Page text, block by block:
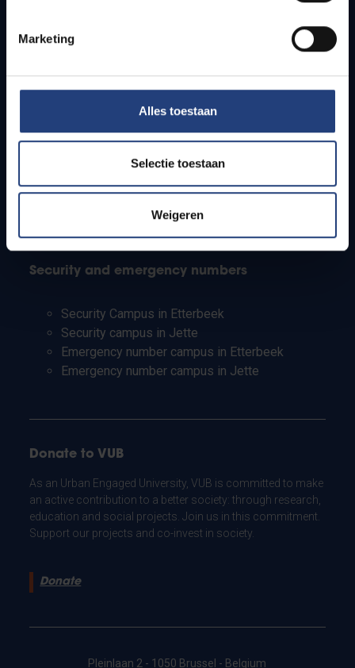
Marketing
Alles toestaan
Selectie toestaan
Weigeren
Students
PhD students
Teachers and secondary schools
Working students
Security and emergency numbers
Security Campus in Etterbeek
Security campus in Jette
Emergency number campus in Etterbeek
Emergency number campus in Jette
Donate to VUB
As an Urban Engaged University, VUB is committed to make
an active contribution to a better society: through research,
education and social projects. Join us in this commitment.
Support our projects and co-invest in society.
Donate
Pleinlaan 2 - 1050 Brussel - Belgium